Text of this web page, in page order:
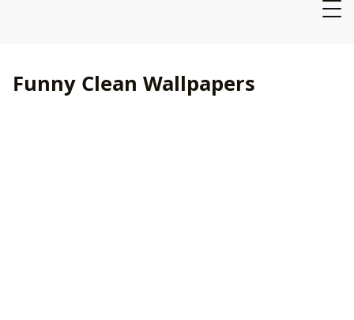
Funny Clean Wallpapers